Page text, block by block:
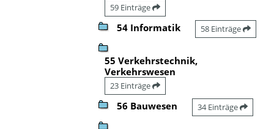
59 Einträge
54 Informatik 58 Einträge
55 Verkehrstechnik,
Verkehrswesen
23 Einträge
56 Bauwesen 34 Einträge